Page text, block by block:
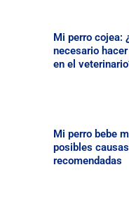
Mi perro cojea:
necesario
en el
Mi perro bebe
posibles
recomendadas